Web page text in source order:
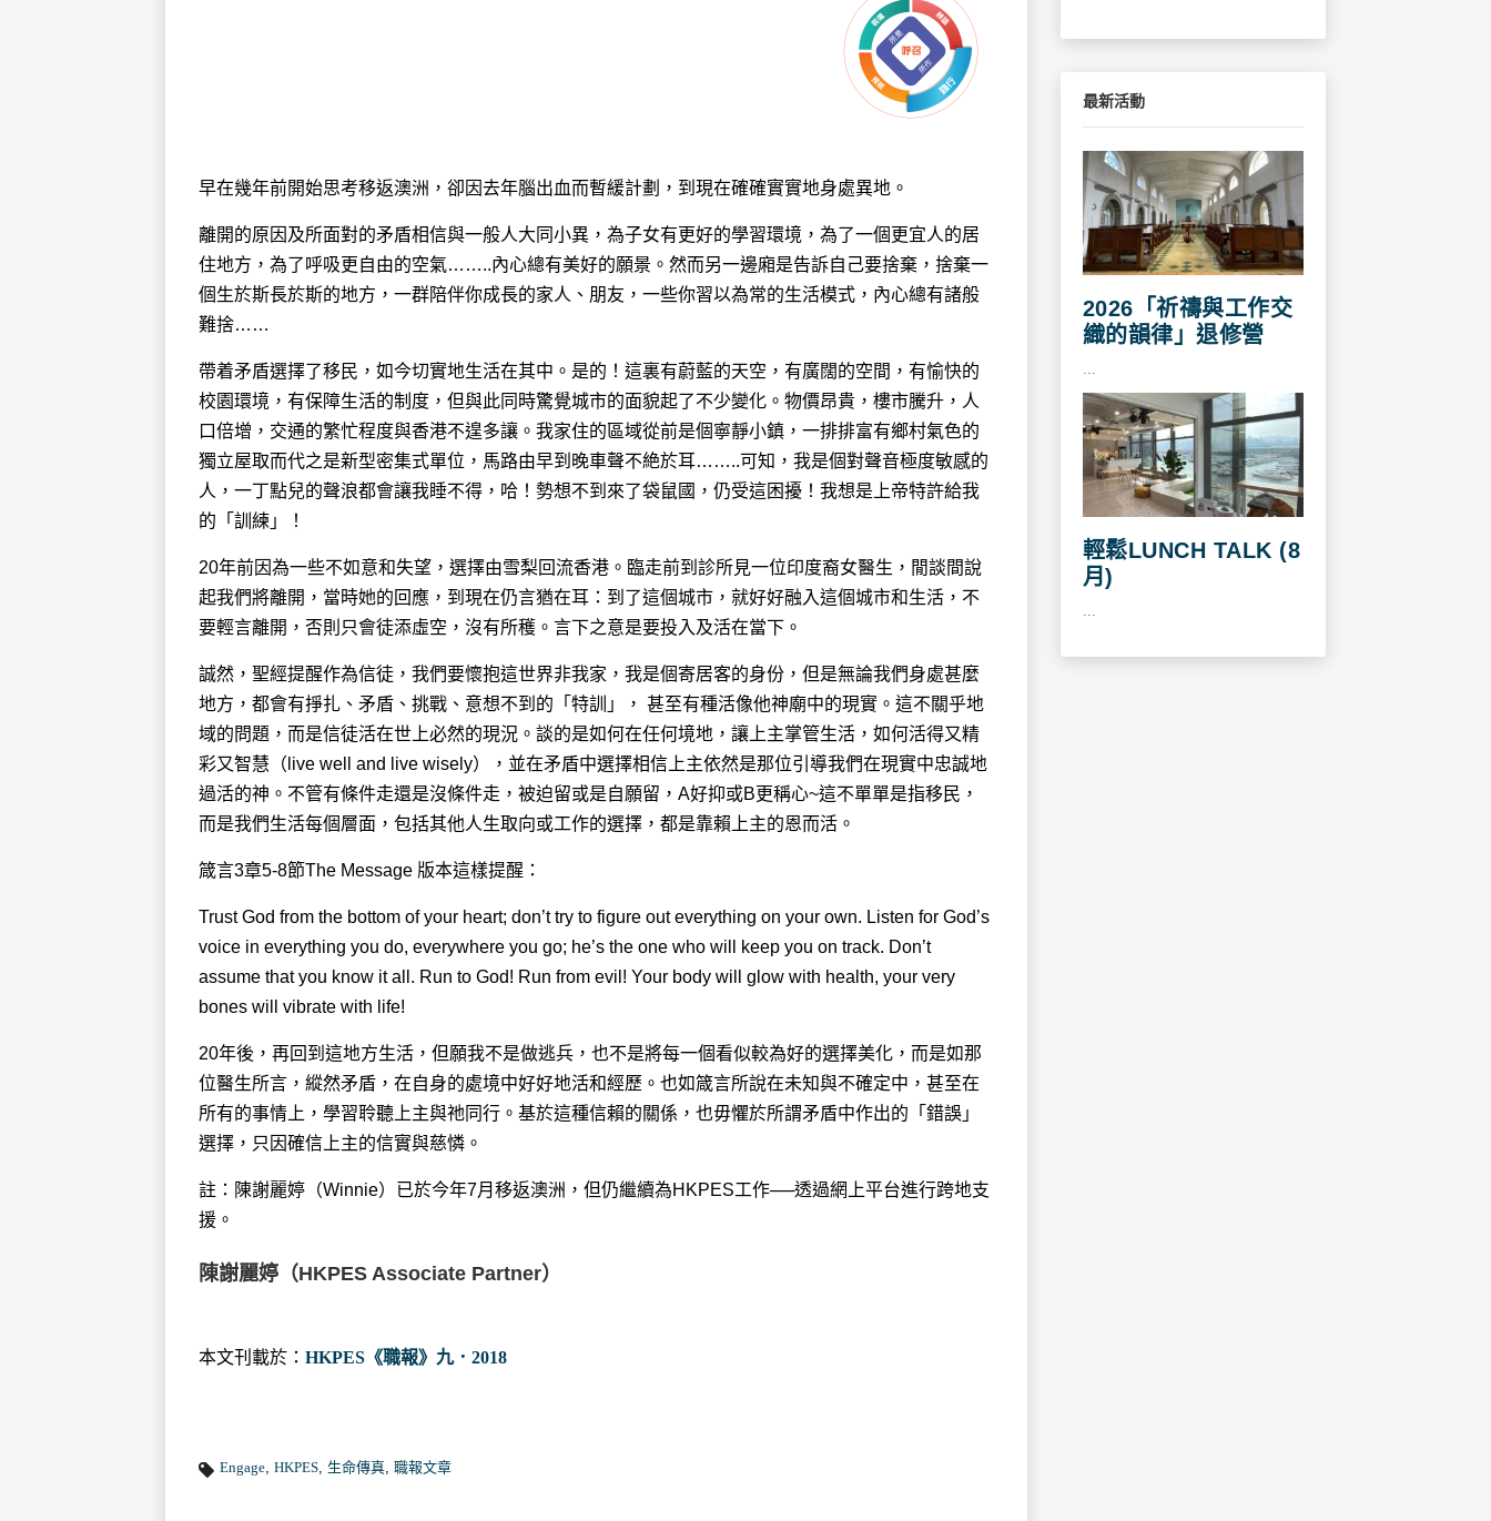
早在幾年前開始思考移返澳洲，卻因去年腦出血而暫緩計劃，到現在確確實實地身處異地。
離開的原因及所面對的矛盾相信與一般人大同小異，為子女有更好的學習環境，為了一個更宜人的居
住地方，為了呼吸更自由的空氣……..內心總有美好的願景。然而另一邊廂是告訴自己要捨棄，捨棄一
個生於斯長於斯的地方，一群陪伴你成長的家人、朋友，一些你習以為常的生活模式，內心總有諸般
難捨……
帶着矛盾選擇了移民，如今切實地生活在其中。是的！這裏有蔚藍的天空，有廣闊的空間，有愉快的
校園環境，有保障生活的制度，但與此同時驚覺城市的面貌起了不少變化。物價昂貴，樓市騰升，人
口倍增，交通的繁忙程度與香港不遑多讓。我家住的區域從前是個寧靜小鎮，一排排富有鄉村氣色的
獨立屋取而代之是新型密集式單位，馬路由早到晚車聲不絶於耳……..可知，我是個對聲音極度敏感的
人，一丁點兒的聲浪都會讓我睡不得，哈！勢想不到來了袋鼠國，仍受這困擾！我想是上帝特許給我
的「訓練」！
20年前因為一些不如意和失望，選擇由雪梨回流香港。臨走前到診所見一位印度裔女醫生，閒談間說
起我們將離開，當時她的回應，到現在仍言猶在耳：到了這個城市，就好好融入這個城市和生活，不
要輕言離開，否則只會徒添虛空，沒有所穫。言下之意是要投入及活在當下。
誠然，聖經提醒作為信徒，我們要懷抱這世界非我家，我是個寄居客的身份，但是無論我們身處甚麼
地方，都會有掙扎、矛盾、挑戰、意想不到的「特訓」， 甚至有種活像他神廟中的現實。這不關乎地
域的問題，而是信徒活在世上必然的現況。談的是如何在任何境地，讓上主掌管生活，如何活得又精
彩又智慧（live well and live wisely），並在矛盾中選擇相信上主依然是那位引導我們在現實中忠誠地
過活的神。不管有條件走還是沒條件走，被迫留或是自願留，A好抑或B更稱心~這不單單是指移民，
而是我們生活每個層面，包括其他人生取向或工作的選擇，都是靠賴上主的恩而活。
箴言3章5-8節The Message 版本這樣提醒：
Trust God from the bottom of your heart; don’t try to figure out everything on your own. Listen for God’s
voice in everything you do, everywhere you go; he’s the one who will keep you on track. Don’t
assume that you know it all. Run to God! Run from evil! Your body will glow with health, your very
bones will vibrate with life!
20年後，再回到這地方生活，但願我不是做逃兵，也不是將每一個看似較為好的選擇美化，而是如那
位醫生所言，縱然矛盾，在自身的處境中好好地活和經歷。也如箴言所說在未知與不確定中，甚至在
所有的事情上，學習聆聽上主與祂同行。基於這種信賴的關係，也毋懼於所謂矛盾中作出的「錯誤」
選擇，只因確信上主的信實與慈憐。
註：陳謝麗婷（Winnie）已於今年7月移返澳洲，但仍繼續為HKPES工作──透過網上平台進行跨地支
援。
陳謝麗婷（HKPES Associate Partner）
本文刊載於：HKPES《職報》九．2018
Engage ,HKPES ,生命傳真 ,職報文章
最新活動
2026「祈禱與工作交
織的韻律」退修營
輕鬆LUNCH TALK (8
月)